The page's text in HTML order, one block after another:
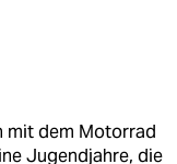
mit dem Motorrad
Jugendjahre, die